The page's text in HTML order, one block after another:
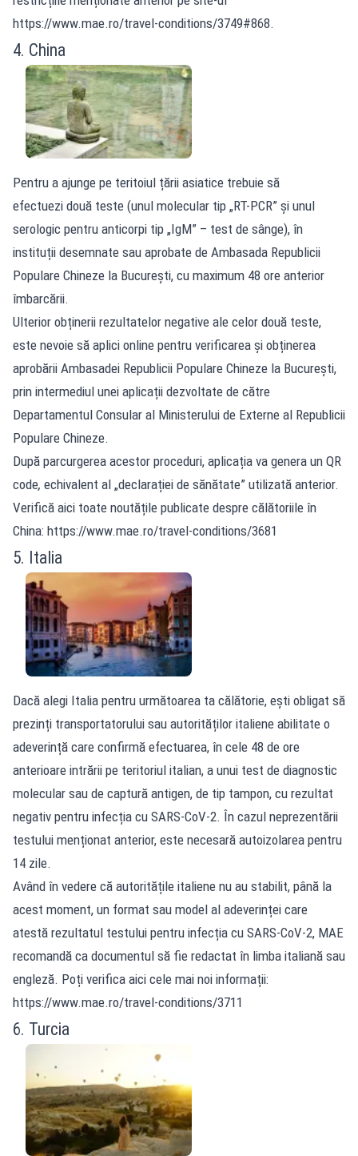
https://www.mae.ro/travel-conditions/3749#868.
4. China
Pentru a ajunge pe teritoiul țării asiatice trebuie să
efectuezi două teste (unul molecular tip „RT-PCR” și unul
serologic pentru anticorpi tip „IgM” – test de sânge), în
instituții desemnate sau aprobate de Ambasada Republicii
Populare Chineze la București, cu maximum 48 ore anterior
îmbarcării.
Ulterior obținerii rezultatelor negative ale celor două teste,
este nevoie să aplici online pentru verificarea și obținerea
aprobării Ambasadei Republicii Populare Chineze la București,
prin intermediul unei aplicații dezvoltate de către
Departamentul Consular al Ministerului de Externe al Republicii
Populare Chineze.
După parcurgerea acestor proceduri, aplicația va genera un QR
code, echivalent al „declarației de sănătate” utilizată anterior.
Verifică aici toate noutățile publicate despre călătoriile în
China: https://www.mae.ro/travel-conditions/3681
5. Italia
Dacă alegi Italia pentru următoarea ta călătorie, ești obligat să
prezinți transportatorului sau autorităților italiene abilitate o
adeverință care confirmă efectuarea, în cele 48 de ore
anterioare intrării pe teritoriul italian, a unui test de diagnostic
molecular sau de captură antigen, de tip tampon, cu rezultat
negativ pentru infecția cu SARS-CoV-2. În cazul neprezentării
testului menționat anterior, este necesară autoizolarea pentru
14 zile.
Având în vedere că autoritățile italiene nu au stabilit, până la
acest moment, un format sau model al adeverinței care
atestă rezultatul testului pentru infecția cu SARS-CoV-2, MAE
recomandă ca documentul să fie redactat în limba italiană sau
engleză. Poți verifica aici cele mai noi informații:
https://www.mae.ro/travel-conditions/3711
6. Turcia